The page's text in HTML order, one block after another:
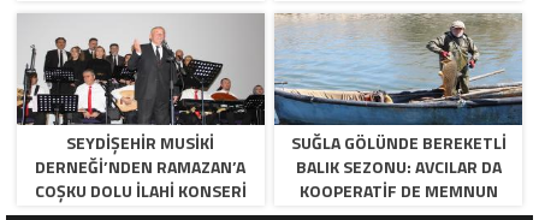
SEYDIŞEHIR MUSIKI
DERNEĞI’NDEN RAMAZAN’A
COŞKU DOLU İLAHI KONSERI
SUĞLA GÖLÜNDE BEREKETLI
BALIK SEZONU: AVCILAR DA
KOOPERATIF DE MEMNUN